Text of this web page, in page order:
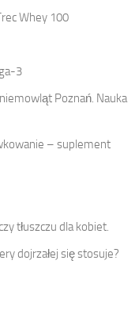
Whey 100
3
Poznań. Nauka
– suplement
tłuszczu dla kobiet.
dojrzałej się stosuje?